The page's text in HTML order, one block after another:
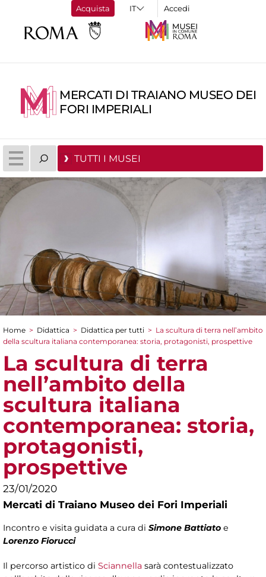
Acquista Accedi
MERCATI DI TRAIANO MUSEO DEI
FORI IMPERIALI
TUTTI I MUSEI
Tu sei qui
Home > Didattica > Didattica per tutti > La scultura di terra nell’ambito
della scultura italiana contemporanea: storia, protagonisti, prospettive
La scultura di terra
nell’ambito della
scultura italiana
contemporanea: storia,
protagonisti,
prospettive
23/01/2020
Mercati di Traiano Museo dei Fori Imperiali
Incontro e visita guidata a cura di Simone Battiato e
Lorenzo Fiorucci
Il percorso artistico di Sciannella sarà contestualizzato